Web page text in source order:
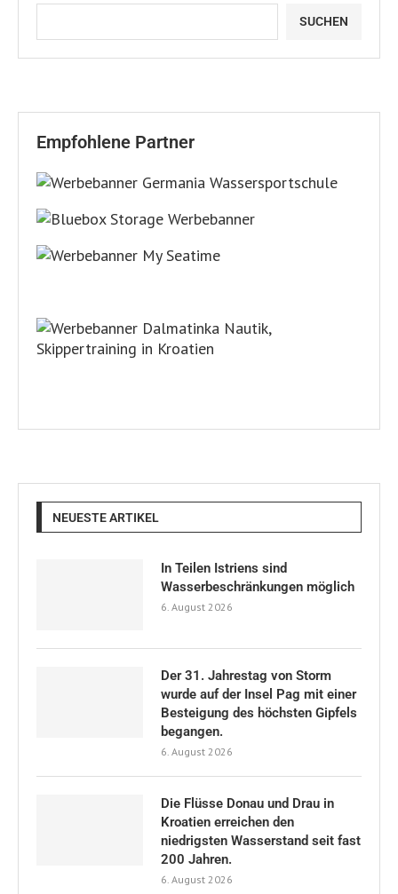
SUCHEN
Empfohlene Partner
NEUESTE ARTIKEL
In Teilen Istriens sind
Wasserbeschränkungen möglich
6. August 2026
Der 31. Jahrestag von Storm
wurde auf der Insel Pag mit einer
Besteigung des höchsten Gipfels
begangen.
6. August 2026
Die Flüsse Donau und Drau in
Kroatien erreichen den
niedrigsten Wasserstand seit fast
200 Jahren.
6. August 2026